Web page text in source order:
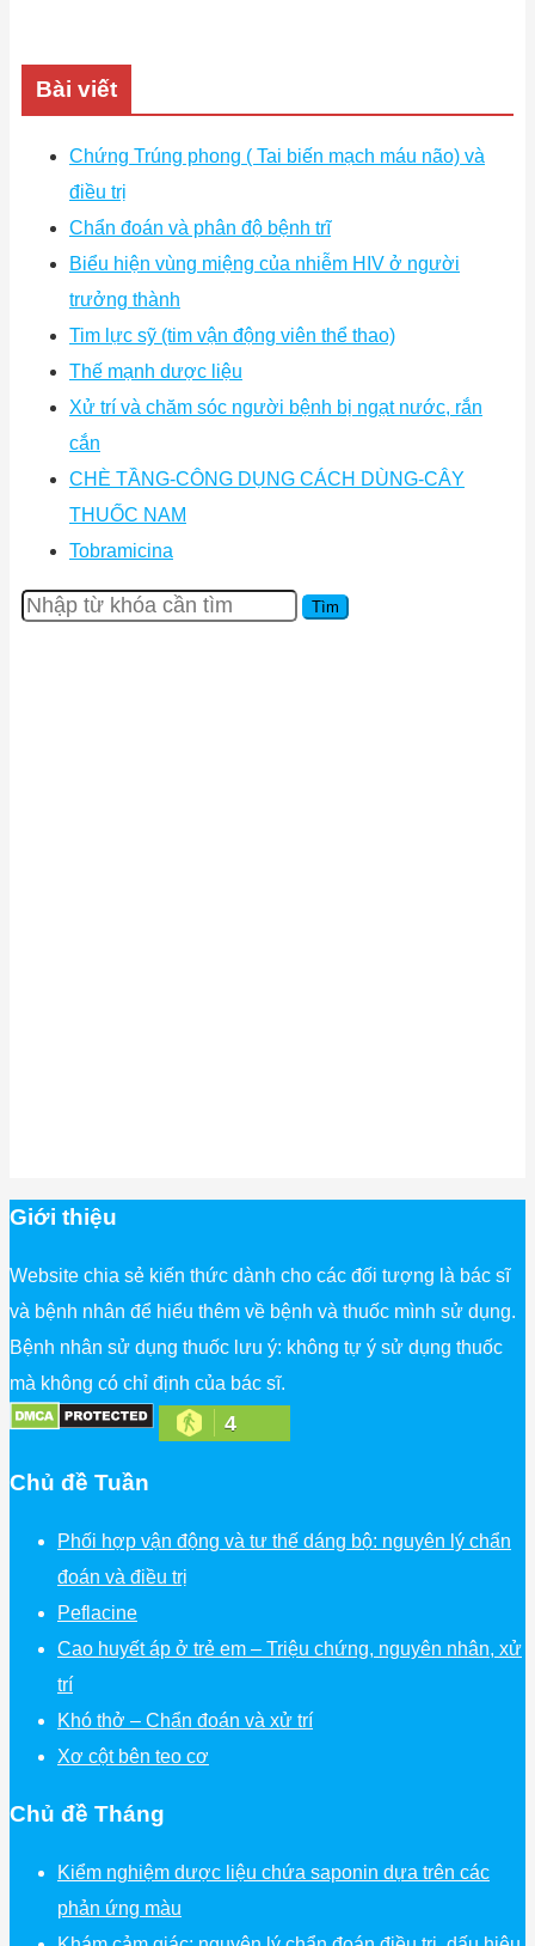
Bài viết
Chứng Trúng phong ( Tai biến mạch máu não) và
điều trị
Chẩn đoán và phân độ bệnh trĩ
Biểu hiện vùng miệng của nhiễm HIV ở người
trưởng thành
Tim lực sỹ (tim vận động viên thể thao)
Thế mạnh dược liệu
Xử trí và chăm sóc người bệnh bị ngạt nước, rắn
cắn
CHÈ TẦNG-CÔNG DỤNG CÁCH DÙNG-CÂY
THUỐC NAM
Tobramicina
Giới thiệu
Website chia sẻ kiến thức dành cho các đối tượng là bác sĩ
và bệnh nhân để hiểu thêm về bệnh và thuốc mình sử dụng.
Bệnh nhân sử dụng thuốc lưu ý: không tự ý sử dụng thuốc
mà không có chỉ định của bác sĩ.
4
Chủ đề Tuần
Phối hợp vận động và tư thế dáng bộ: nguyên lý chẩn
đoán và điều trị
Peflacine
Cao huyết áp ở trẻ em – Triệu chứng, nguyên nhân, xử
trí
Khó thở – Chẩn đoán và xử trí
Xơ cột bên teo cơ
Chủ đề Tháng
Kiểm nghiệm dược liệu chứa saponin dựa trên các
phản ứng màu